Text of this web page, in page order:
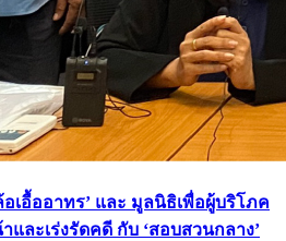
อเอื้ออาทร’ และ มูลนิธิเพื่อผู้บริโภค
ละเร่งรัดคดี กับ ‘สอบสวนกลาง’